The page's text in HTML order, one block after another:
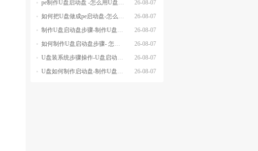
26-08-07
pe制作U盘启动盘 -怎么用U盘制作pe系统启动盘
26-08-07
如何把U盘做成pe启动盘-怎么把U盘做成pe启动盘
26-08-07
制作U盘启动盘步骤-制作U盘启动盘详细方法
26-08-07
如何制作U盘启动盘步骤- 怎么制作U盘启动盘步骤
26-08-07
U盘装系统步骤操作-U盘启动重装系统步骤
26-08-07
U盘如何制作启动盘-制作U盘启动盘重装